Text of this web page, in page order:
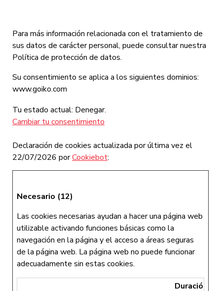
Para más información relacionada con el tratamiento de
sus datos de carácter personal, puede consultar nuestra
Política de protección de datos.
Su consentimiento se aplica a los siguientes dominios:
www.goiko.com
Tu estado actual: Denegar.
Cambiar tu consentimiento
Declaración de cookies actualizada por última vez el
22/07/2026 porCookiebot:
Necesario (12)
Las cookies necesarias ayudan a hacer una página web
utilizable activando funciones básicas como la
navegación en la página y el acceso a áreas seguras
de la página web. La página web no puede funcionar
adecuadamente sin estas cookies.
Duración